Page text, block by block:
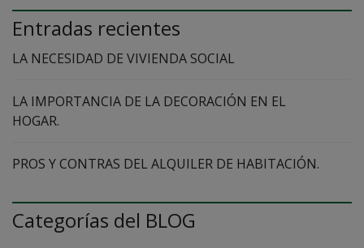
Entradas recientes
LA NECESIDAD DE VIVIENDA SOCIAL
LA IMPORTANCIA DE LA DECORACIÓN EN EL
HOGAR.
PROS Y CONTRAS DEL ALQUILER DE HABITACIÓN.
Categorías del BLOG